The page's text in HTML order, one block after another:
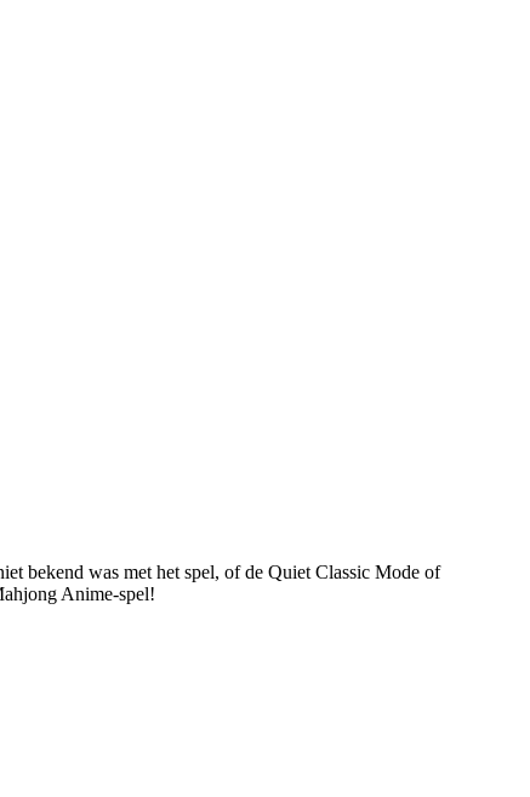
bekend was met het spel, of de Quiet Classic Mode of
Anime-spel!